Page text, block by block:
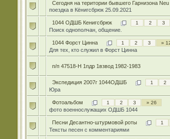
Сегодня на територии бывшего Гарнизона
поездка в Кёнигсбрюк 25.09.2021
1044 ОДШБ Кенигсбрюк 1 2 3
Поиск однополчан, общение.
1044 Форст Цинна 1 2 3 »
Для тех, кто служил в Форст Цинна
п/п 47518-Н 1пдр 1взвод 1982-1983
Экспедиция 2007г 1044ОДШБ 1 2
Юра
Фотоальбом 1 2 3 » 26
фото военнослужащих ОДШБ 1044
Песни Десантно-штурмовой роты 1
Тексты песен с комментариями